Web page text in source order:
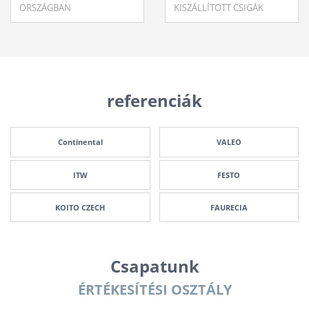
ORSZÁGBAN KISZÁLLÍTOTT CSIGÁK
referenciák
Continental
ITW
KOITO CZECH
VALEO
FESTO
FAURECIA
Csapatunk
ÉRTÉKESÍTÉSI OSZTÁLY